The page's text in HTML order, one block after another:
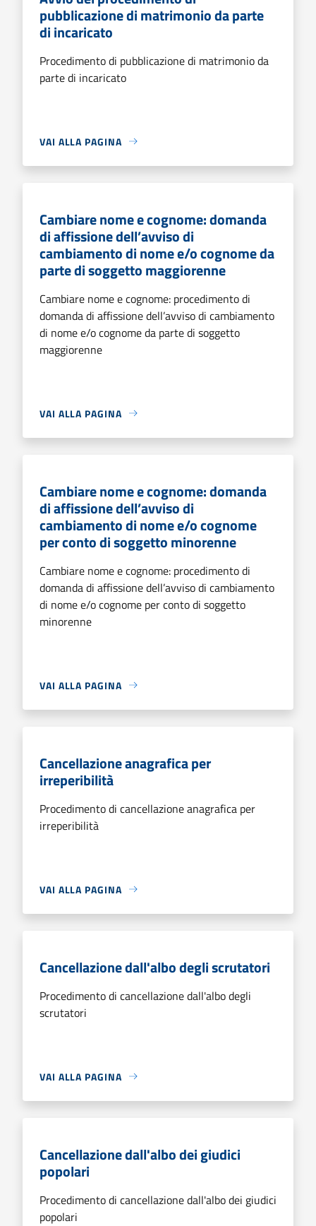
pubblicazione di matrimonio da parte
di incaricato
Procedimento di pubblicazione di matrimonio da
parte di incaricato
VAI ALLA PAGINA
Cambiare nome e cognome: domanda
di affissione dell’avviso di
cambiamento di nome e/o cognome da
parte di soggetto maggiorenne
Cambiare nome e cognome: procedimento di
domanda di affissione dell’avviso di cambiamento
di nome e/o cognome da parte di soggetto
maggiorenne
VAI ALLA PAGINA
Cambiare nome e cognome: domanda
di affissione dell’avviso di
cambiamento di nome e/o cognome
per conto di soggetto minorenne
Cambiare nome e cognome: procedimento di
domanda di affissione dell’avviso di cambiamento
di nome e/o cognome per conto di soggetto
minorenne
VAI ALLA PAGINA
Cancellazione anagrafica per
irreperibilità
Procedimento di cancellazione anagrafica per
irreperibilità
VAI ALLA PAGINA
Cancellazione dall'albo degli scrutatori
Procedimento di cancellazione dall'albo degli
scrutatori
VAI ALLA PAGINA
Cancellazione dall'albo dei giudici
popolari
Procedimento di cancellazione dall'albo dei giudici
popolari